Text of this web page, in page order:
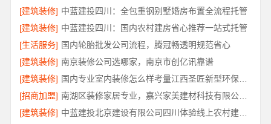
[建筑装修] 中蓝建投四川：全包重钢别墅婚房布置全流程托管
[建筑装修] 中蓝建投四川：国内农村建房省心推荐一站式托管
[生活服务] 国内轮胎批发公司流程，腾冠畅透明规范省心
[建筑装修] 南京装修公司选哪家，南京市创亿讯靠谱
[建筑装修]
国内专业室内装修怎么样考量江西圣匠新型环保材料有限公司
[招商加盟]
南湖区装修家居专业，嘉兴家美建材科技有限公司品质保障
[建筑装修]
中蓝建投北京建设有限公司四川体验线上农村建房功能